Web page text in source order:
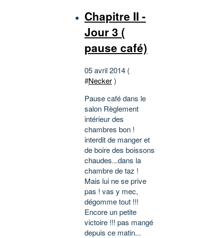
Chapitre II -
Jour 3 (
pause café)
05 avril 2014 (
#Necker)
Pause café dans le
salon Règlement
intérieur des
chambres bon !
interdit de manger et
de boire des boissons
chaudes...dans la
chambre de taz !
Mais lui ne se prive
pas ! vas y mec,
dégomme tout !!!
Encore un petite
victoire !!! pas mangé
depuis ce matin...